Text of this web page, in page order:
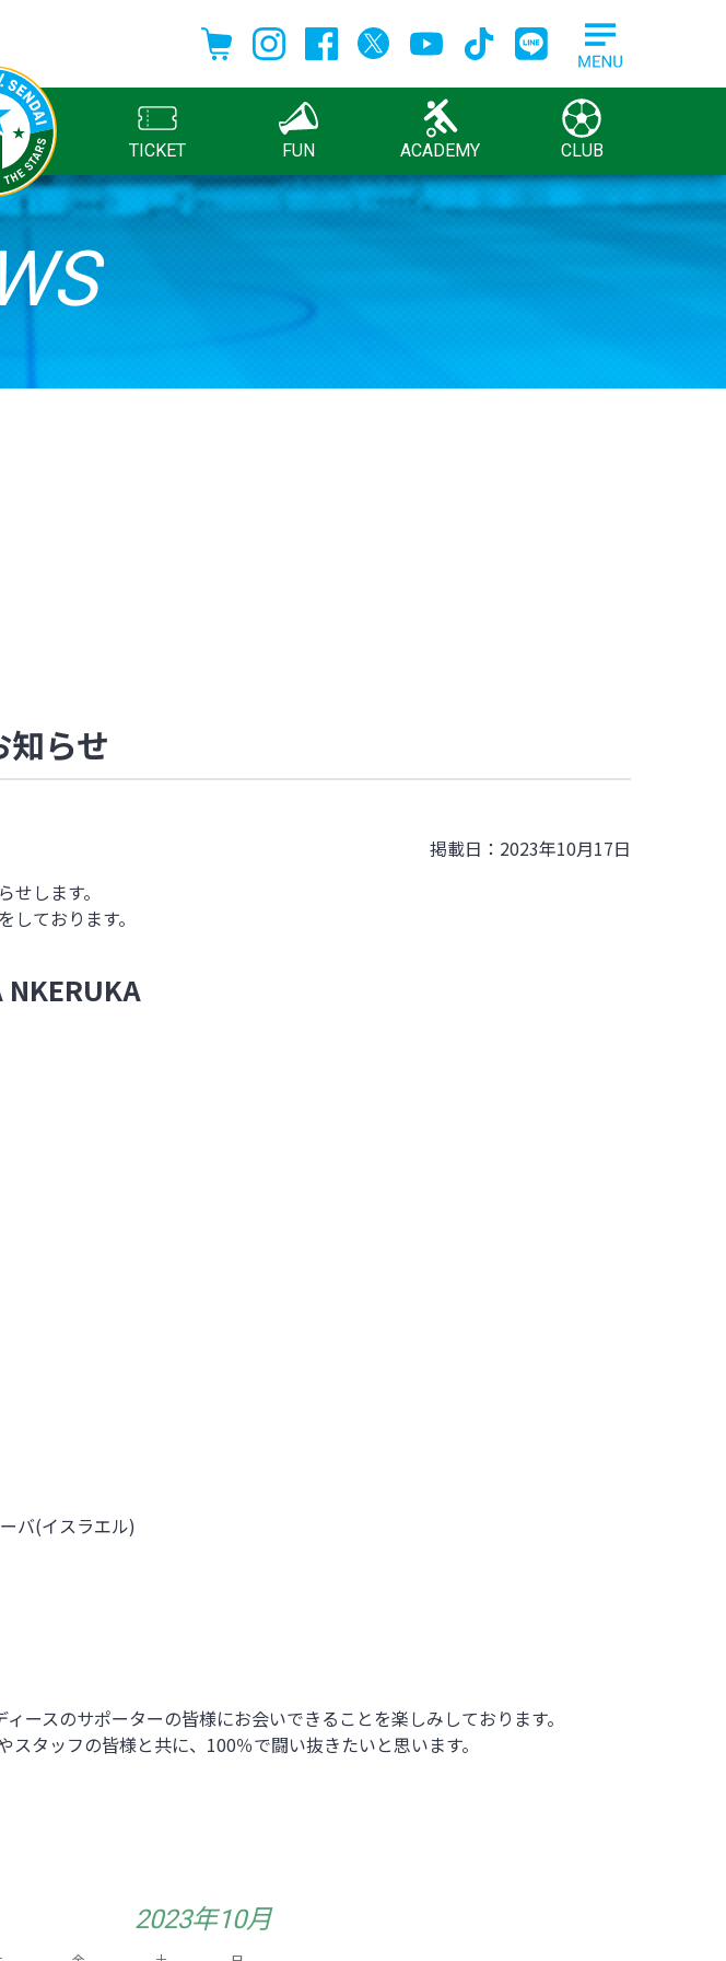
TICKET FUN ACADEMY CLUB
らせ
掲載日：2023年10月17日
します。
ております。
NKERUKA
バ(イスラエル)
ースのサポーターの皆様にお会いできることを楽しみしております。
タッフの皆様と共に、100％で闘い抜きたいと思います。
2023年10月